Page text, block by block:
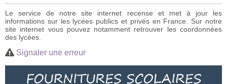
Le service de notre site internet recense et met à jour les
informations sur les lycées publics et privés en France. Sur notre
site internet vous pouvez notamment retrouver les coordonnées
des lycées.
Signaler une erreur